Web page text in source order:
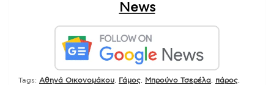
News
Tags: Αθηνά Οικονομάκου Γάμος Μπρούνο Τσερέλα πάρος